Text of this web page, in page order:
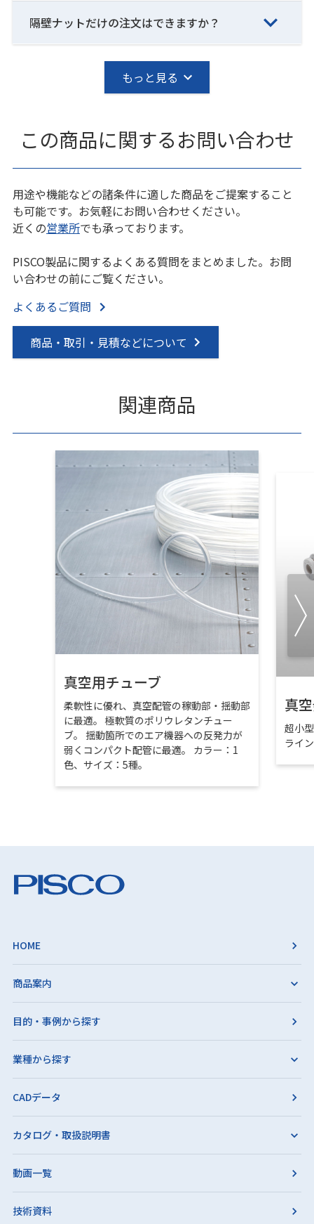
隔壁ナットだけの注文はできますか？
もっと見る
この商品に関するお問い合わせ
用途や機能などの諸条件に適した商品をご提案すること
も可能です。お気軽にお問い合わせください。
近くの営業所でも承っております。
PISCO製品に関するよくある質問をまとめました。お問
い合わせの前にご覧ください。
よくあるご質問
商品・取引・見積などについて
関連商品
真空用チューブ
柔軟性に優れ、真空配管の稼動部・揺動部
に最適。 極軟質のポリウレタンチュー
ブ。 揺動箇所でのエア機器への反発力が
弱くコンパクト配管に最適。 カラー：1
色、サイズ：5種。
真
超小
ライ
HOME
商品案内
目的・事例から探す
業種から探す
CADデータ
カタログ・取扱説明書
動画一覧
技術資料